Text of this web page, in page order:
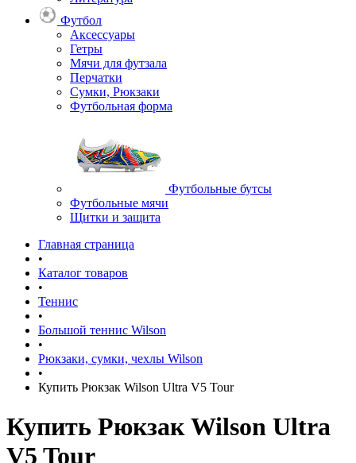
Футбол
Аксессуары
Гетры
Мячи для футзала
Перчатки
Сумки, Рюкзаки
Футбольная форма
Футбольные бутсы
Футбольные мячи
Щитки и защита
Главная страница
•
Каталог товаров
•
Теннис
•
Большой теннис Wilson
•
Рюкзаки, сумки, чехлы Wilson
•
Купить Рюкзак Wilson Ultra V5 Tour
Купить Рюкзак Wilson Ultra
V5 Tour